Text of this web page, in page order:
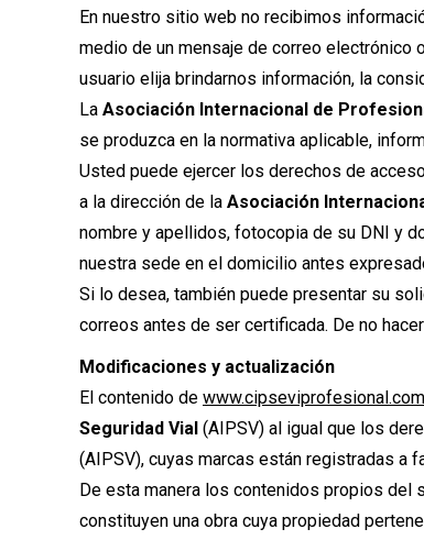
En nuestro sitio web no recibimos
medio de un mensaje de correo electrónico
usuario elija brindarnos información, la
La Asociación Internacional de
se produzca en la normativa aplicable,
Usted puede ejercer los derechos de
a la dirección de la Asociación
nombre y apellidos, fotocopia de su DNI y
nuestra sede en el domicilio antes
Si lo desea, también puede presentar su
correos antes de ser certificada. De no
Modificaciones y actualización
El contenido de www.cipseviprofesional.com
Seguridad Vial (AIPSV) al igual que los
(AIPSV), cuyas marcas están registradas a
De esta manera los contenidos propios del
constituyen una obra cuya propiedad